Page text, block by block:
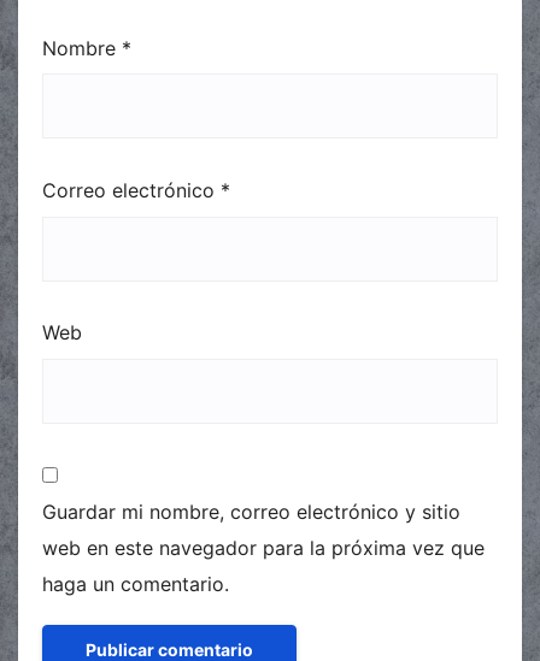
Nombre *
Correo electrónico *
Web
Guardar mi nombre, correo electrónico y sitio
web en este navegador para la próxima vez que
haga un comentario.